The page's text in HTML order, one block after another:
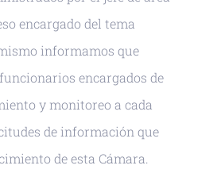
encargado del tema
informamos que
encargados de
y monitoreo a cada
de información que
de esta Cámara.